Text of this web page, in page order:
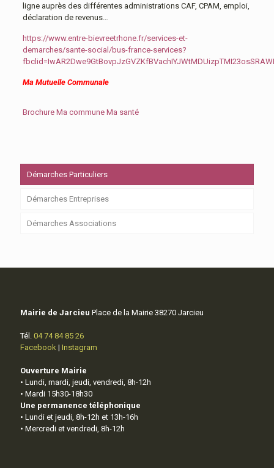
ligne auprès des différentes administrations CAF, CPAM, emploi,
déclaration de revenus…
https://www.entre-bievreetrhone.fr/services-et-
demarches/sante-social/bus-france-services?
Ma Mutuelle Communale
Brochure Ma commune Ma santé
Démarches Particuliers
Démarches Entreprises
Démarches Associations
Mairie de Jarcieu Place de la Mairie 38270 Jarcieu
Tél. 04 74 84 85 26
Facebook | Instagram
Ouverture Mairie
• Lundi, mardi, jeudi, vendredi, 8h-12h
• Mardi 15h30-18h30
Une permanence téléphonique
• Lundi et jeudi, 8h-12h et 13h-16h
• Mercredi et vendredi, 8h-12h